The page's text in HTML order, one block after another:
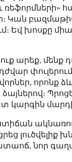
ռեֆորմների»
Կան
Եվ խոսքը
արեք,
որոնք
ձայներով։
կարգին
լուծվելիք
նոր